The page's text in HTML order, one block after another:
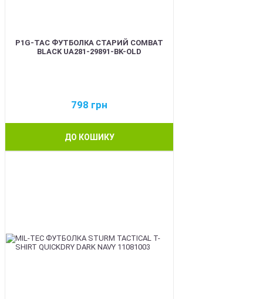
P1G-TAC ФУТБОЛКА СТАРИЙ COMBAT
BLACK UA281-29891-BK-OLD
798 грн
ДО КОШИКУ